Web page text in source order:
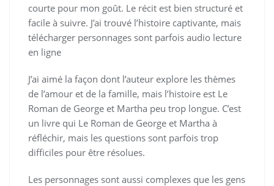
courte pour mon goût. Le récit est bien structuré et
facile à suivre. J’ai trouvé l’histoire captivante, mais
télécharger personnages sont parfois audio lecture
en ligne
J’ai aimé la façon dont l’auteur explore les thèmes
de l’amour et de la famille, mais l’histoire est Le
Roman de George et Martha peu trop longue. C’est
un livre qui Le Roman de George et Martha à
réfléchir, mais les questions sont parfois trop
difficiles pour être résolues.
Les personnages sont aussi complexes que les gens